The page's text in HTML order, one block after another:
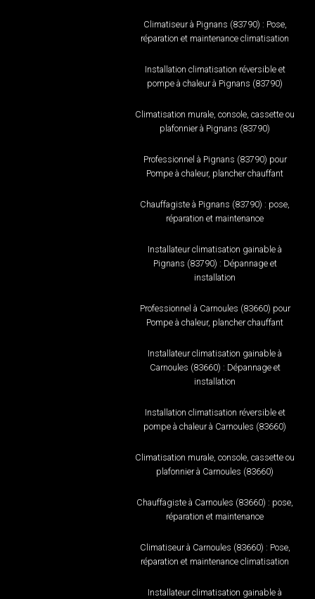
Climatiseur à Pignans (83790) : Pose,
réparation et maintenance climatisation
Installation climatisation réversible et
pompe à chaleur à Pignans (83790)
Climatisation murale, console, cassette ou
plafonnier à Pignans (83790)
Professionnel à Pignans (83790) pour
Pompe à chaleur, plancher chauffant
Chauffagiste à Pignans (83790) : pose,
réparation et maintenance
Installateur climatisation gainable à
Pignans (83790) : Dépannage et
installation
Professionnel à Carnoules (83660) pour
Pompe à chaleur, plancher chauffant
Installateur climatisation gainable à
Carnoules (83660) : Dépannage et
installation
Installation climatisation réversible et
pompe à chaleur à Carnoules (83660)
Climatisation murale, console, cassette ou
plafonnier à Carnoules (83660)
Chauffagiste à Carnoules (83660) : pose,
réparation et maintenance
Climatiseur à Carnoules (83660) : Pose,
réparation et maintenance climatisation
Installateur climatisation gainable à